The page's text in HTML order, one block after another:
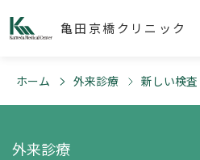
亀田京橋クリニック
ホーム 外来診療 新しい検
外来診療